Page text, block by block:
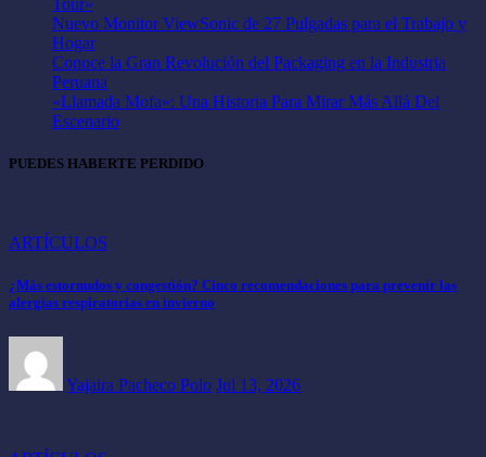
Tour»
Nuevo Monitor ViewSonic de 27 Pulgadas para el Trabajo y
Hogar
Conoce la Gran Revolución del Packaging en la Industria
Peruana
«Llamada Mofa»: Una Historia Para Mirar Más Allá Del
Escenario
PUEDES HABERTE PERDIDO
ARTÍCULOS
¿Más estornudos y congestión? Cinco recomendaciones para prevenir las
alergias respiratorias en invierno
Yajaira Pacheco Polo Jul 13, 2026